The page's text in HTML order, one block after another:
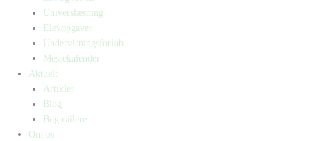
Universlæsning
Elevopgaver
Undervisningsforløb
Messekalender
Aktuelt
Artikler
Blog
Bogtrailere
Om os